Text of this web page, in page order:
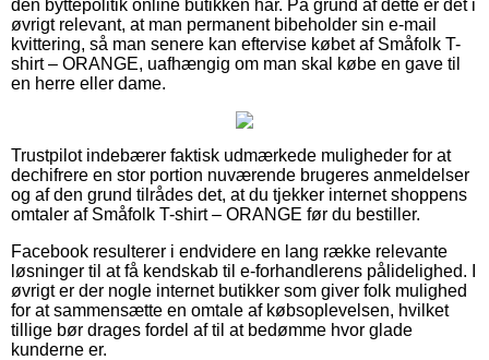
den byttepolitik online butikken har. På grund af dette er det i
øvrigt relevant, at man permanent bibeholder sin e-mail
kvittering, så man senere kan eftervise købet af Småfolk T-
shirt – ORANGE, uafhængig om man skal købe en gave til
en herre eller dame.
Trustpilot indebærer faktisk udmærkede muligheder for at
dechifrere en stor portion nuværende brugeres anmeldelser
og af den grund tilrådes det, at du tjekker internet shoppens
omtaler af Småfolk T-shirt – ORANGE før du bestiller.
Facebook resulterer i endvidere en lang række relevante
løsninger til at få kendskab til e-forhandlerens pålidelighed. I
øvrigt er der nogle internet butikker som giver folk mulighed
for at sammensætte en omtale af købsoplevelsen, hvilket
tillige bør drages fordel af til at bedømme hvor glade
kunderne er.